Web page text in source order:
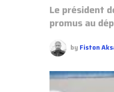
Le président
promus au
by Fiston